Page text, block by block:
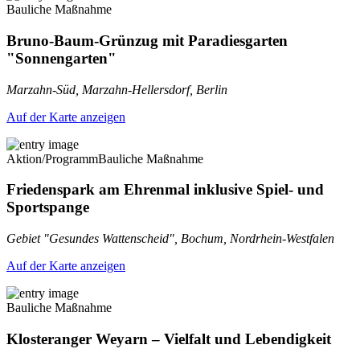
Bauliche Maßnahme
Bruno-Baum-Grünzug mit Paradiesgarten
"Sonnengarten"
Marzahn-Süd, Marzahn-Hellersdorf, Berlin
Auf der Karte anzeigen
Aktion/ProgrammBauliche Maßnahme
Friedenspark am Ehrenmal inklusive Spiel- und
Sportspange
Gebiet "Gesundes Wattenscheid", Bochum, Nordrhein-Westfalen
Auf der Karte anzeigen
Bauliche Maßnahme
Klosteranger Weyarn – Vielfalt und Lebendigkeit